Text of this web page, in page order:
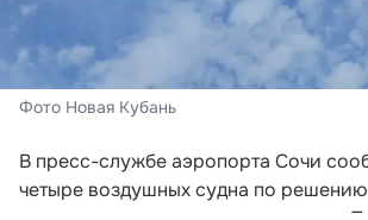
Фото Новая Кубань
В пресс-службе аэропорта Сочи
четыре воздушных судна по